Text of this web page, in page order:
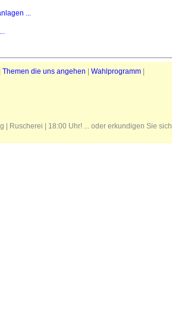
...
Themen die uns angehen Wahlprogramm
| Ruscherei | 18:00 Uhr! ... oder erkundigen Sie sich